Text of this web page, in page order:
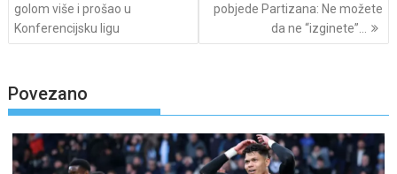
golom više i prošao u
Konferencijsku ligu
pobjede Partizana: Ne možete
da ne “izginete”…
Povezano